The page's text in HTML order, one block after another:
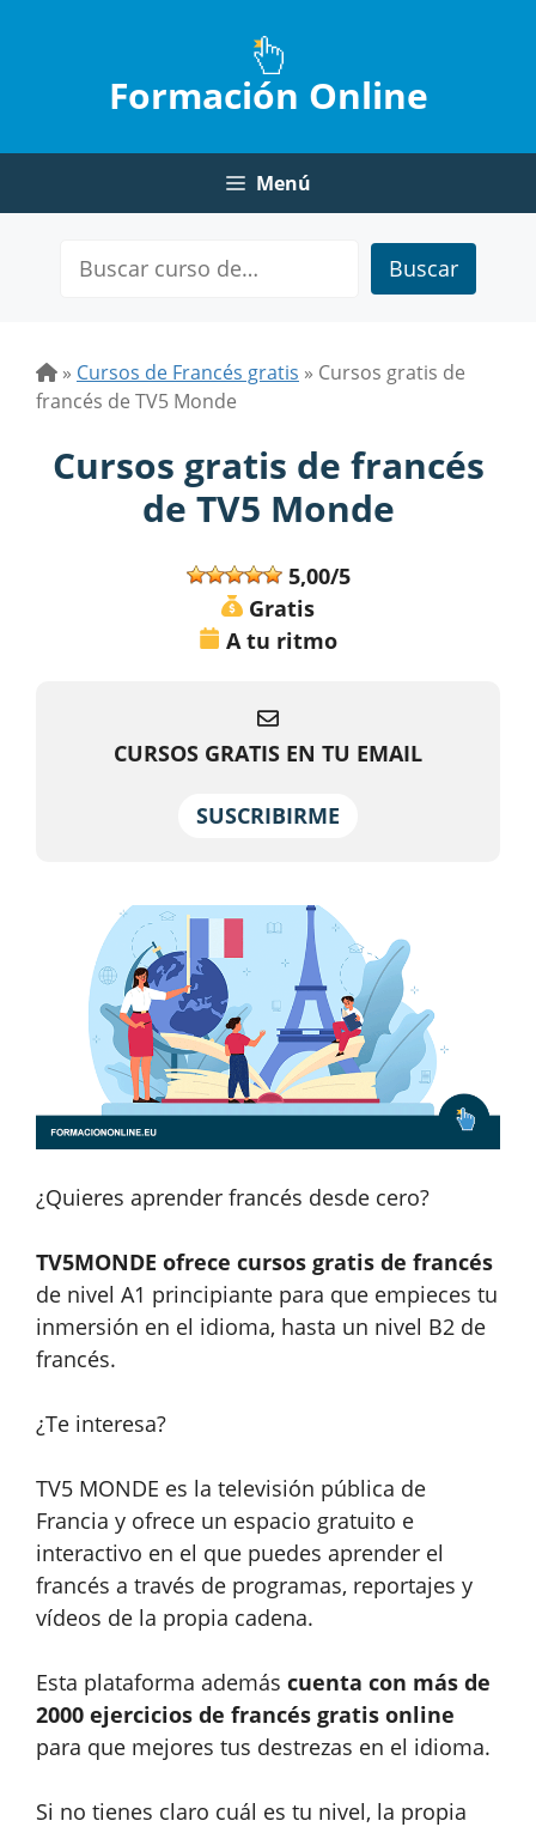
Formación Online
Menú
Buscar
» Cursos de Francés gratis » Cursos gratis de
francés de TV5 Monde
Cursos gratis de francés
de TV5 Monde
5,00/5
Gratis
A tu ritmo
CURSOS GRATIS EN TU EMAIL
SUSCRIBIRME
¿Quieres aprender francés desde cero?
TV5MONDE ofrece cursos gratis de francés
de nivel A1 principiante para que empieces tu
inmersión en el idioma, hasta un nivel B2 de
francés.
¿Te interesa?
TV5 MONDE es la televisión pública de
Francia y ofrece un espacio gratuito e
interactivo en el que puedes aprender el
francés a través de programas, reportajes y
vídeos de la propia cadena.
Esta plataforma además cuenta con más de
2000 ejercicios de francés gratis online
para que mejores tus destrezas en el idioma.
Si no tienes claro cuál es tu nivel, la propia